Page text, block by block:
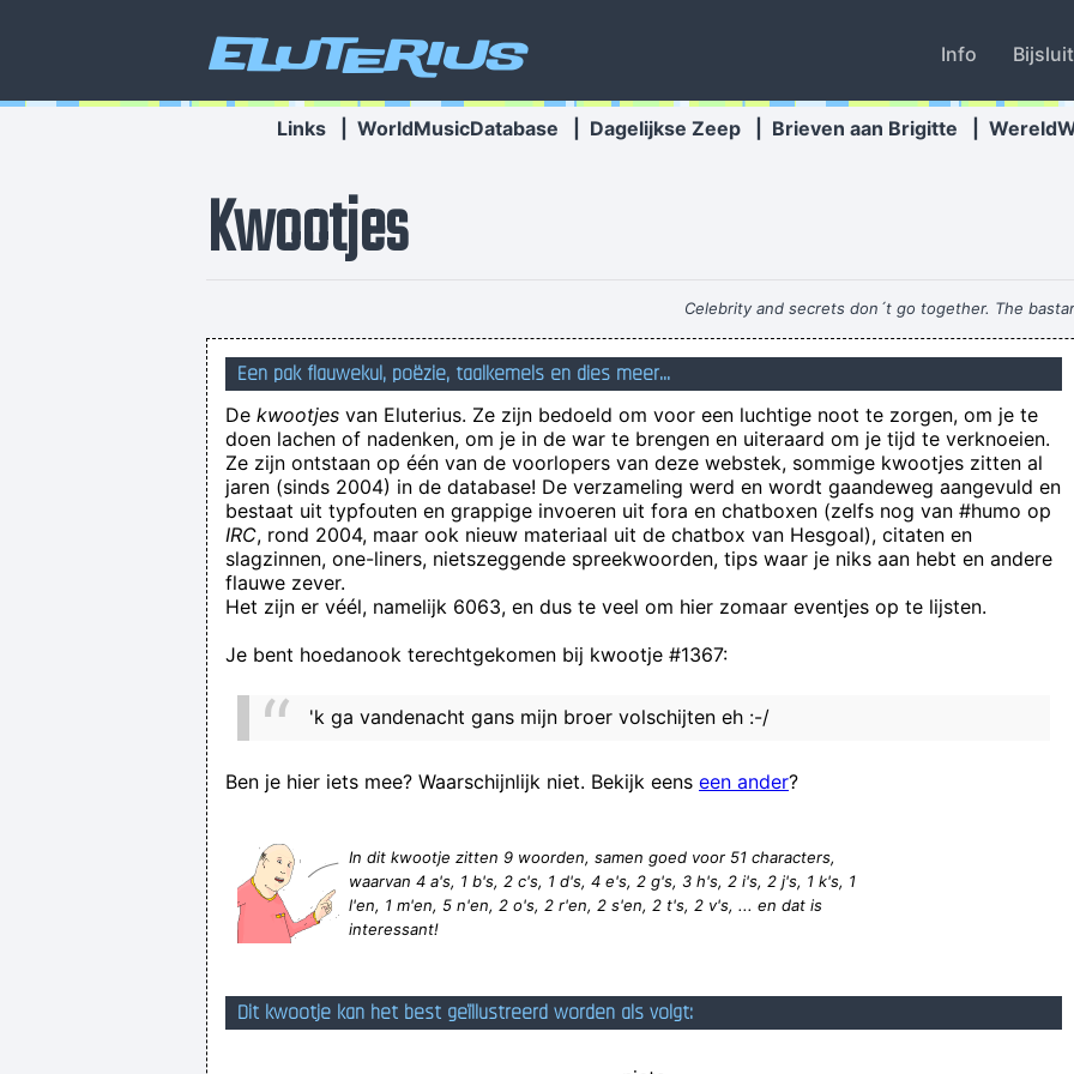
Eluterius Info
Links WorldMusicDatabase Dagelijkse Zeep Brieven aan Brigitte
Kwootjes
Celebrity and secrets don´t go together. The
dus bleef het witte goedje gewoon liggen. Maar ach, dat
Ikzelf heb geen troetelnaamvoor mijn
't Is niet omdat
Tatts on
een wonder
Vroeger hadden de kinderen
Terug de
Scherven brengen geluk.
men meester heefd gezegt dat men
Een pak flauwekul, poëzie, taalkemels en dies meer...
De kwootjes van Eluterius. Ze zijn bedoeld om voor een luchtige noot te zorgen, om je te
doen lachen of nadenken, om je in de war te brengen en uiteraard om je tijd te verknoeien.
Ze zijn ontstaan op één van de voorlopers van deze webstek, sommige kwootjes zitten al
jaren (sinds 2004) in de database! De verzameling werd en wordt gaandeweg aangevuld en
bestaat uit typfouten en grappige invoeren uit fora en chatboxen (zelfs nog van #humo op
IRC, rond 2004, maar ook nieuw materiaal uit de chatbox van Hesgoal), citaten en
slagzinnen, one-liners, nietszeggende spreekwoorden, tips waar je niks aan hebt en andere
flauwe zever.
Het zijn er véél, namelijk 6063, en dus te veel om hier zomaar eventjes op te lijsten.
Je bent hoedanook terechtgekomen bij kwootje #1367:
'k ga vandenacht gans mijn broer volschijten eh :-/
Ben je hier iets mee? Waarschijnlijk niet. Bekijk eens een ander?
In dit kwootje zitten 9 woorden, samen goed voor 51 characters,
waarvan 4 a's, 1 b's, 2 c's, 1 d's, 4 e's, 2 g's, 3 h's, 2 i's, 2 j's, 1 k's, 1
l'en, 1 m'en, 5 n'en, 2 o's, 2 r'en, 2 s'en, 2 t's, 2 v's, ... en dat is
interessant!
Dit kwootje kan het best geïllustreerd worden als volgt: